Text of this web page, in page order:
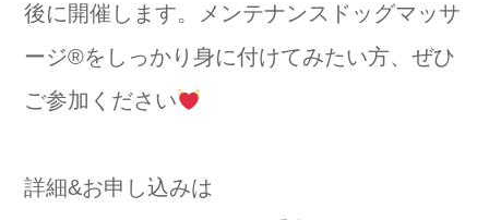
後に開催します。メンテナンスドッグマッサ
ージ®️をしっかり身に付けてみたい方、ぜひ
ご参加ください
詳細&お申し込みは